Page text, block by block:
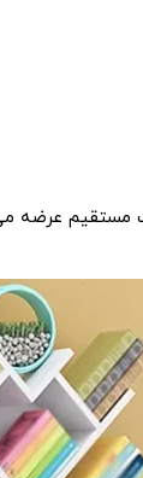
عرضه